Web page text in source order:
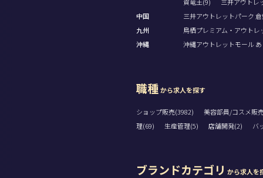
中国
三井アウトレットパーク
九州
鳥栖プレミアム・アウトレ
沖縄
沖縄アウトレットモール
職種から求人を探す
ショップ販売(3982)
美容部員/コスメ販
理(69)
生産管理(5) 店舗開発(2) バ
ブランドカテゴリ から求人を